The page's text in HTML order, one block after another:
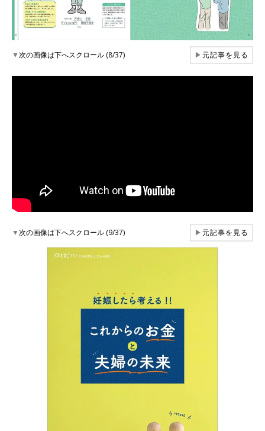
▼次の画像は下へスクロール (8/37) ▶元記事を見る
▼次の画像は下へスクロール (9/37) ▶元記事を見る